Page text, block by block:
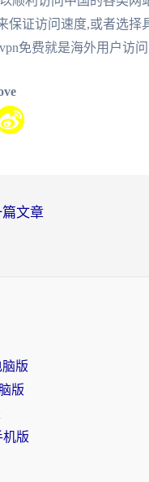
保证访问速度,或者选
免费就是海外用户访
文章
脑版
版
机版